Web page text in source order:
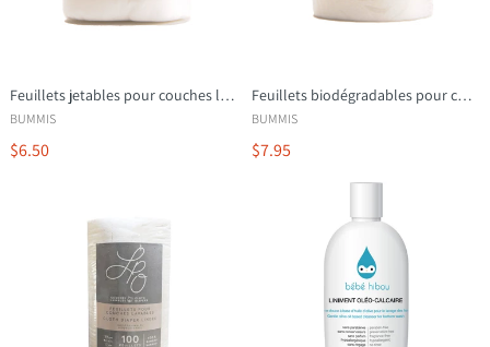
Feuillets jetables pour couches lavables - Bummis
BUMMIS
$6.50
Feuillets biodégradables pour couches lavables - Bummis
BUMMIS
$7.95